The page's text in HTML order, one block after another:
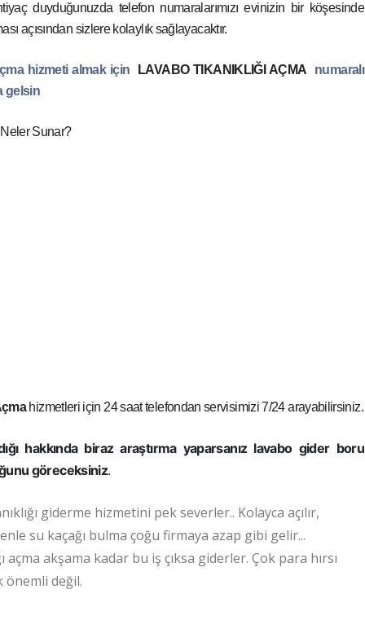
duyduğunuzda telefon numaralarımızı evinizin bir köşesinde
açısından sizlere kolaylık sağlayacaktır.
hizmeti almak için LAVABO TIKANIKLIĞI AÇMA
numaralı
gelsin
Sunar?
hizmetleri için 24 saat telefondan servisimizi 7/24 arayabilirsiniz.
hakkında biraz araştırma yaparsanız lavabo gider boru
göreceksiniz.
giderme hizmetini pek severler.. Kolayca açılır,
su kaçağı bulma çoğu firmaya azap gibi gelir...
açma akşama kadar bu iş çıksa giderler. Çok para hırsı
önemli değil.